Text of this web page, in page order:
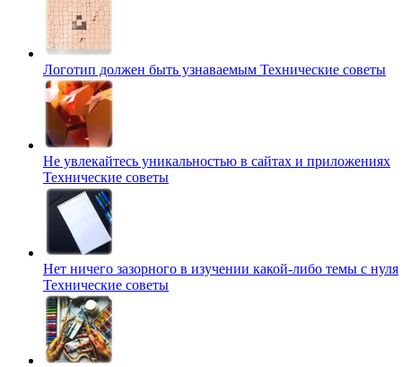
Логотип должен быть узнаваемым Технические советы
Не увлекайтесь уникальностью в сайтах и приложениях
Технические советы
Нет ничего зазорного в изучении какой-либо темы с нуля
Технические советы